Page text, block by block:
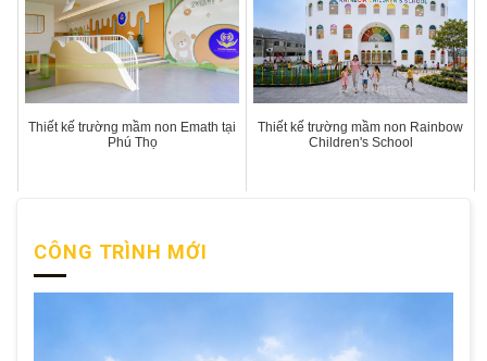
Thiết kế trường mầm non Emath tại
Phú Thọ
Thiết kế trường mầm non Rainbow
Children's School
CÔNG TRÌNH MỚI